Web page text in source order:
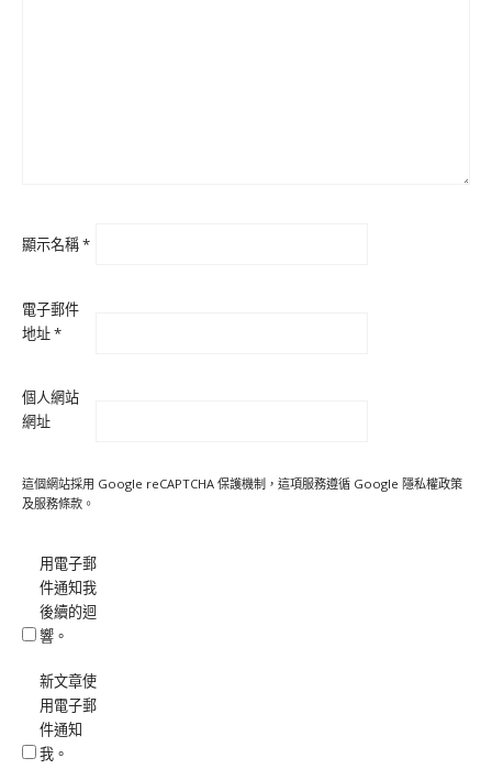
顯示名稱*
電子郵件
地址*
個人網站
網址
這個網站採用 Google reCAPTCHA 保護機制，這項服務遵循 Google 隱私權政策
及服務條款 。
用電子郵
件通知我
後續的迴
響。
新文章使
用電子郵
件通知
我。